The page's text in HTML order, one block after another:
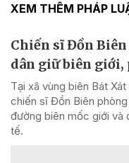
XEM THÊM PHÁP
Chiến sĩ Đồn
dân giữ biên
Tại xã vùng biên Bát
chiến sĩ Đồn Biên
đường biên mốc giới và
tế.